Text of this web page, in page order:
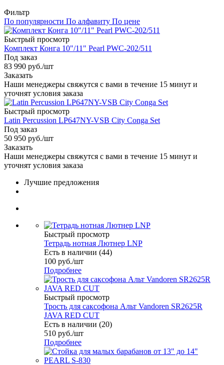
Фильтр
По популярности По алфавиту По цене
Быстрый просмотр
Комплект Конга 10"/11" Pearl PWC-202/511
Под заказ
83 990 руб./шт
Заказать
Наши менеджеры свяжутся с вами в течение 15 минут и
уточнят условия заказа
Быстрый просмотр
Latin Percussion LP647NY-VSB City Conga Set
Под заказ
50 950 руб./шт
Заказать
Наши менеджеры свяжутся с вами в течение 15 минут и
уточнят условия заказа
Лучшие предложения
Быстрый просмотр
Тетрадь нотная Лютнер LNP
Есть в наличии (44)
100 руб./шт
Подробнее
Быстрый просмотр
Трость для саксофона Альт Vandoren SR2625R
JAVA RED CUT
Есть в наличии (20)
510 руб./шт
Подробнее